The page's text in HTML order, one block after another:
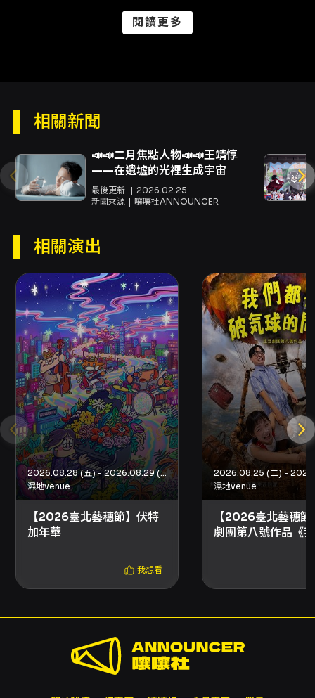
循環與成長的主題。文本最後以「To be
continued...」結尾，留白處處可見，顯示本作
在敘事上傾向片段、詩性及開放式結局，讓不同
放，也適合引導學齡前後的孩子以感官、情緒與
想像力參與。作品的語言與意象簡練、富象徵
性，適合以視覺與聽覺的直覺經驗為主，而非依
賴複雜的語彙或長篇說明，因此親子共賞時能促
進父母與孩子之間的對話：孩子會被「小星星」
的視覺與節奏吸引，成人則可能在留白與反覆意
象中反思生活中的方向與價值。 從觀演價值來
言與簡潔的意象有助於建立跨齡共鳴，讓不同年
齡的觀眾皆能找到情感入口；其次，節目的短時
長（約40分鐘）與開放式敘事適合做為親子初次
劇場經驗或戲劇教育的引介，既不會讓孩子在時
間上感到負擔，也能在演後留出討論空間；第
三，作品的詩性與留白提供了高度的詮釋彈性，
適用於美學或情感教育的延伸活動，例如親子共
讀、創意繪畫或戲劇工作坊的後設活動。若將此
演出納入學校或社區的文化體驗，也能作為引導
兒童探討自然、星空與生命循環等主題的起點。
注意到本節目來自「2026臺北藝穗節」場次標
註，代表它是在藝穗節這類較具實驗性與小型場
域特質的展演環境中呈現：演出空間可能較為親
密，觀眾與表演者之間的距離拉近，互動或感官
參與的可能性增高。對策展或推廣者而言，可強
調本作的家庭友善特性、短時長與詩性文本，作
為吸引親子族群、教育機構與初次進戲劇場的觀
眾的宣傳重點。宣傳文案可同時突出作品的視覺
想像（小星星意象）、情感體驗（好奇與循環的
反思）與適合年齡（建議6歲以上），以協助家長
況下，《一閃一閃亮晶晶》呈現出一種以詩意影
像與簡短語句構建的親子友善戲劇片段，適合短
與家庭的劇場入門作品、或想在社區、教育現場
推廣戲劇美學的策展者與教師，這檔節目具備實
用的引介價值。
閱讀更多
相關新聞
📣📣二月焦點人物📣📣王靖惇
——在遺墟的光裡生成宇宙
最後更新
2026.02.25
新聞來源
嚷嚷社ANNOUNCER
相關演出
2026.08.28 (五) - 2026.08.29 (六)
濕地venue
【2026臺北藝穗節】伏特
加年華
我想看
濕地venue
【2026臺北藝穗節
劇團第八號作品《